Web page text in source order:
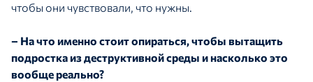
чтобы они чувствовали, что нужны.
– На что именно стоит опираться, чтобы вытащить
подростка из деструктивной среды и насколько это
вообще реально?